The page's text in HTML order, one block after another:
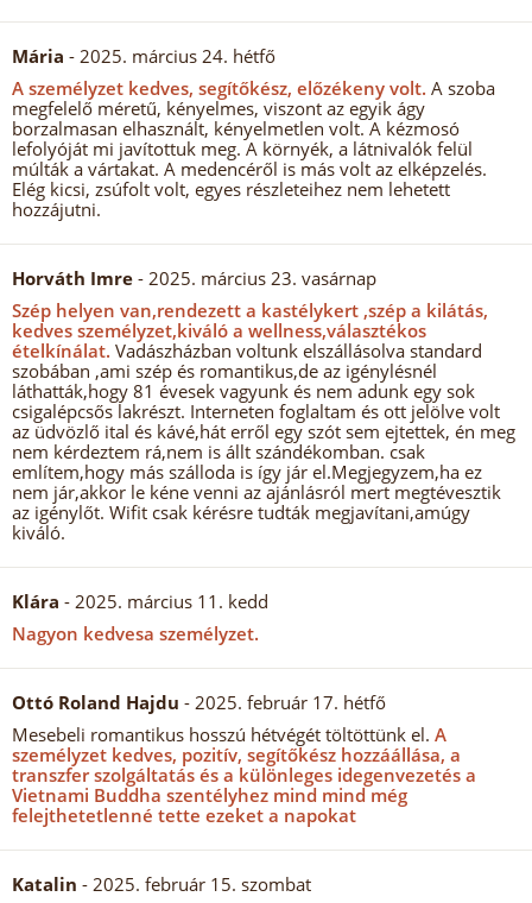
Mária - 2025. március 24. hétfő
A személyzet kedves, segítőkész, előzékeny volt. A szoba
megfelelő méretű, kényelmes, viszont az egyik ágy
borzalmasan elhasznált, kényelmetlen volt. A kézmosó
lefolyóját mi javítottuk meg. A környék, a látnivalók felül
múlták a vártakat. A medencéről is más volt az elképzelés.
Elég kicsi, zsúfolt volt, egyes részleteihez nem lehetett
hozzájutni.
Horváth Imre - 2025. március 23. vasárnap
Szép helyen van,rendezett a kastélykert ,szép a kilátás,
kedves személyzet,kiváló a wellness,választékos
ételkínálat. Vadászházban voltunk elszállásolva standard
szobában ,ami szép és romantikus,de az igénylésnél
láthatták,hogy 81 évesek vagyunk és nem adunk egy sok
csigalépcsős lakrészt. Interneten foglaltam és ott jelölve volt
az üdvözlő ital és kávé,hát erről egy szót sem ejtettek, én meg
nem kérdeztem rá,nem is állt szándékomban. csak
említem,hogy más szálloda is így jár el.Megjegyzem,ha ez
nem jár,akkor le kéne venni az ajánlásról mert megtévesztik
az igénylőt. Wifit csak kérésre tudták megjavítani,amúgy
kiváló.
Klára - 2025. március 11. kedd
Nagyon kedvesa személyzet.
Ottó Roland Hajdu - 2025. február 17. hétfő
Mesebeli romantikus hosszú hétvégét töltöttünk el. A
személyzet kedves, pozitív, segítőkész hozzáállása, a
transzfer szolgáltatás és a különleges idegenvezetés a
Vietnami Buddha szentélyhez mind mind még
felejthetetlenné tette ezeket a napokat
Katalin - 2025. február 15. szombat